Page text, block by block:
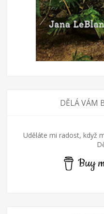
DĚLÁ VÁM
Uděláte mi radost, když
Buy